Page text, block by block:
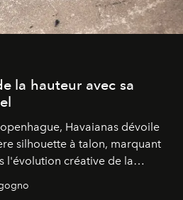
la hauteur avec sa
Havaianas dévoile
silhouette à talon, marquant
l'évolution créative de la